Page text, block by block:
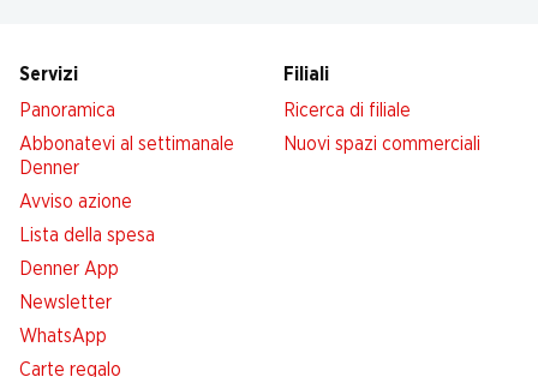
Servizi
Panoramica
Abbonatevi al settimanale
Denner
Avviso azione
Lista della spesa
Denner App
Newsletter
WhatsApp
Carte regalo
Filiali
Ricerca di filiale
Nuovi spazi commerciali